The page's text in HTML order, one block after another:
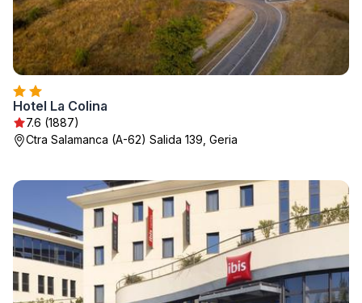
Hotel La Colina
7.6 (1887)
Ctra Salamanca (A-62) Salida 139, Geria